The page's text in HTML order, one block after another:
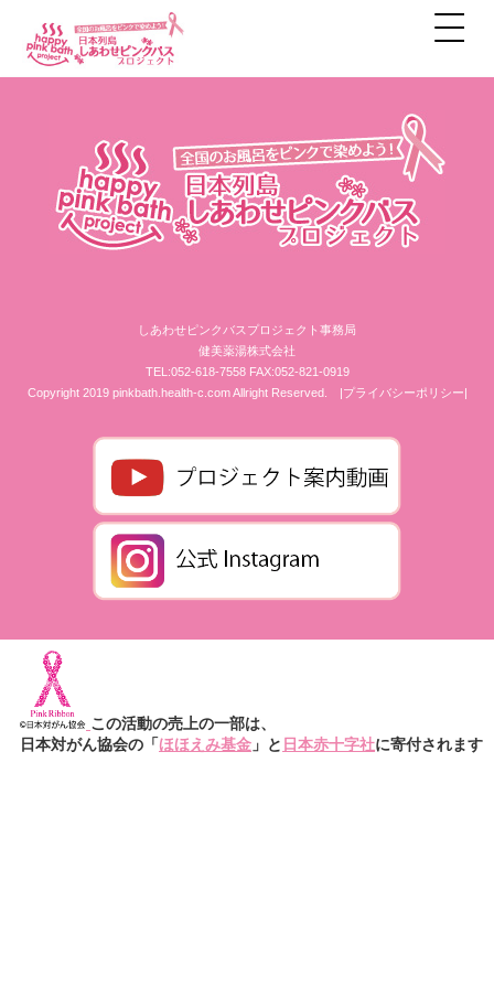
しあわせピンクバスプロジェクト事務局
健美薬湯株式会社
TEL:052-618-7558 FAX:052-821-0919
Copyright 2019 pinkbath.health-c.com Allright Reserved.
|プライバシーポリシー|
この活動の売上の一部は、
日本対がん協会の「ほほえみ基金 」と 日本赤十字社に寄付されます